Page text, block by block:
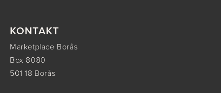
KONTAKT
Marketplace Borås
Box 8080
501 18 Borås